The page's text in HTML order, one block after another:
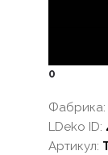
0
Фабрика:
LDeko ID:
Артикул: